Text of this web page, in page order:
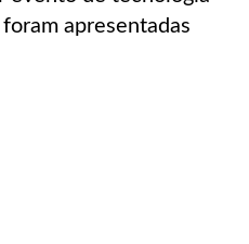
apresentadas